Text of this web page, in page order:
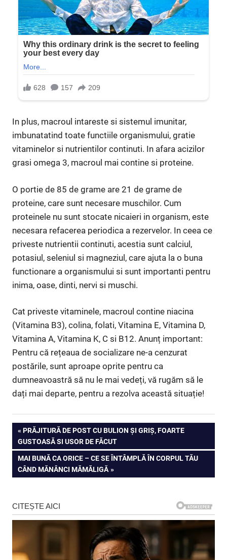
In plus, macroul intareste si sistemul imunitar,
imbunatatind toate functiile organismului, gratie
vitaminelor si nutrientilor continuti. In afara acizilor
grasi omega 3, macroul mai contine si proteine.
O portie de 85 de grame are 21 de grame de
proteine, care sunt necesare muschilor. Cum
proteinele nu sunt stocate nicaieri in organism, este
necesara refacerea periodica a rezervelor. In ceea ce
priveste nutrientii continuti, acestia sunt calciul,
potasiul, seleniul si magneziul, care ajuta la o buna
functionare a organismului si sunt importanti pentru
inima, oase, dinti, nervi si muschi.
Cat priveste vitaminele, macroul contine niacina
(Vitamina B3), colina, folati, Vitamina E, Vitamina D,
Vitamina A, Vitamina K, C si B12. Anunț important:
Pentru că rețeaua de socializare ne-a cenzurat
postările, sunt aproape oprite pentru ca
dumneavoastră să nu le mai vedeți, vă rugăm să le
dați mai departe, pentru a rezolva această situație!
Navigare
în
articole
PREVIOUS
POST:
PRĂJITURĂ DE POST CU BULION ŞI GRIŞ, FOARTE
GUSTOASĂ SI USOR DE FĂCUT
NEXT
POST:
MAI BUNĂ CA ORICE – CE SE ÎNTÂMPLĂ ÎN CORPUL TĂU
CÂND MĂNÂNCI MĂMĂLIGĂ